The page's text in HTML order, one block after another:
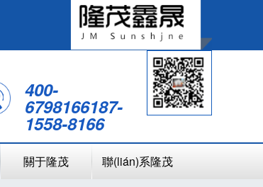
400-
6798166187-
1558-8166
關于隆茂 聯(lián)系隆茂